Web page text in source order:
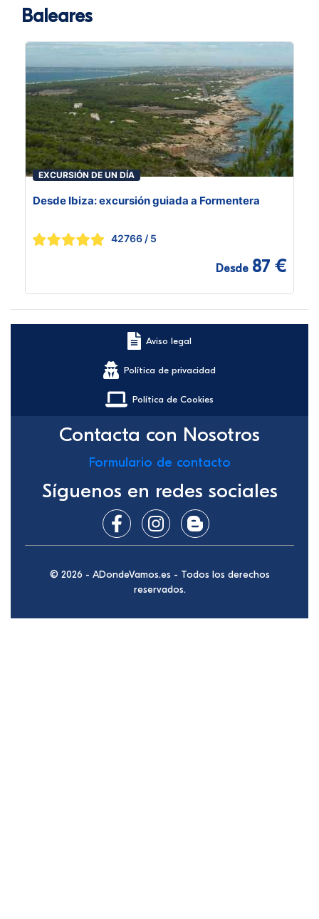
Baleares
EXCURSIÓN DE UN DÍA
Desde Ibiza: excursión guiada a Formentera
42766 / 5
Desde 87 €
Aviso legal
Política de privacidad
Política de Cookies
Contacta con Nosotros
Formulario de contacto
Síguenos en redes sociales
© 2026 - ADondeVamos.es - Todos los derechos
reservados.